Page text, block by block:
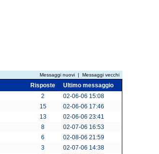
Messaggi nuovi | Messaggi vecchi
Risposte
Ultimo messaggio
2
02-06-06 15:08
15
02-06-06 17:46
13
02-06-06 23:41
8
02-07-06 16:53
6
02-08-06 21:59
3
02-07-06 14:38